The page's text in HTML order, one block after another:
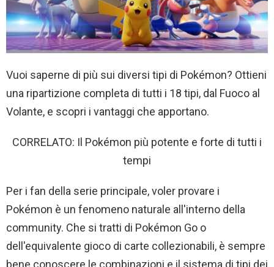
Vuoi saperne di più sui diversi tipi di Pokémon? Ottieni
una ripartizione completa di tutti i 18 tipi, dal Fuoco al
Volante, e scopri i vantaggi che apportano.
CORRELATO: Il Pokémon più potente e forte di tutti i
tempi
Per i fan della serie principale, voler provare i
Pokémon è un fenomeno naturale all'interno della
community. Che si tratti di Pokémon Go o
dell'equivalente gioco di carte collezionabili, è sempre